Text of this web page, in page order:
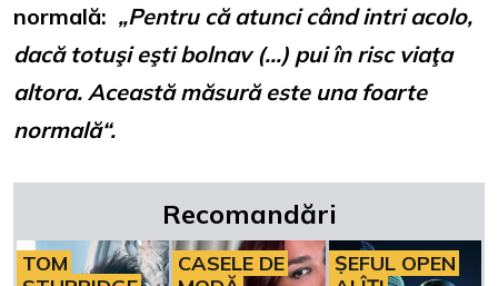
normală: „Pentru că atunci când intri acolo,
dacă totuşi eşti bolnav (…) pui în risc viaţa
altora. Această măsură este una foarte
normală“.
Recomandări
TOM
CASELE DE
ȘEFUL OPEN